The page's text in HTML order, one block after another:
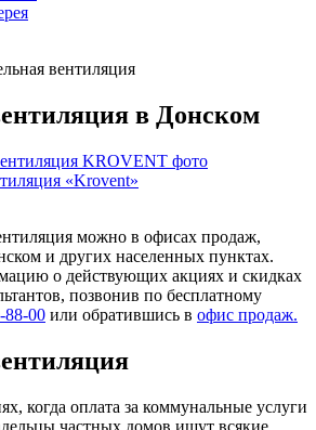
вентиляция
в Донском
«Krovent»
можно в офисах продаж,
и других населенных пунктах.
о действующих акциях и скидках
позвонив по бесплатному
88-00 или обратившись в офис продаж.
когда оплата за коммунальные услуги
частных домов ищут всякие